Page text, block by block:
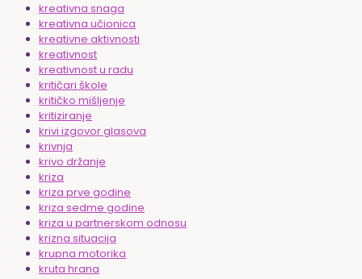
kreativna snaga
kreativna učionica
kreativne aktivnosti
kreativnost
kreativnost u radu
kritičari škole
kritičko mišljenje
kritiziranje
krivi izgovor glasova
krivnja
krivo držanje
kriza
kriza prve godine
kriza sedme godine
kriza u partnerskom odnosu
krizna situacija
krupna motorika
kruta hrana